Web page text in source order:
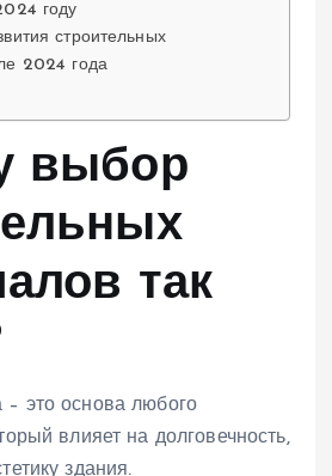
году
строительных
2024 года
выбор
так
это основа любого
влияет на долговечность,
здания.